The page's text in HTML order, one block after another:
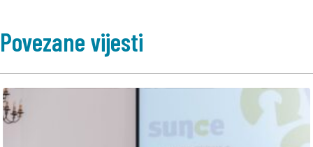
Povezane vijesti